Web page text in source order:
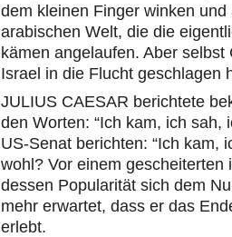
dem kleinen Finger winken
arabischen Welt, die die
kämen angelaufen. Aber
Israel in die Flucht geschlagen
JULIUS CAESAR berichtete
den Worten: “Ich kam, ich sah,
US-Senat berichten: “Ich kam,
wohl? Vor einem
dessen Popularität sich dem
mehr erwartet, dass er das
erlebt.